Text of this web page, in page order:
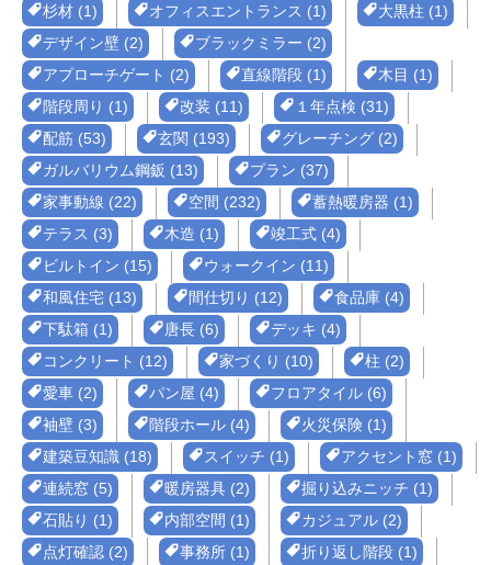
杉材 (1)
オフィスエントランス (1)
大黒柱 (1)
デザイン壁 (2)
ブラックミラー (2)
アプローチゲート (2)
直線階段 (1)
木目 (1)
階段周り (1)
改装 (11)
１年点検 (31)
配筋 (53)
玄関 (193)
グレーチング (2)
ガルバリウム鋼鈑 (13)
プラン (37)
家事動線 (22)
空間 (232)
蓄熱暖房器 (1)
テラス (3)
木造 (1)
竣工式 (4)
ビルトイン (15)
ウォークイン (11)
和風住宅 (13)
間仕切り (12)
食品庫 (4)
下駄箱 (1)
唐長 (6)
デッキ (4)
コンクリート (12)
家づくり (10)
柱 (2)
愛車 (2)
パン屋 (4)
フロアタイル (6)
袖壁 (3)
階段ホール (4)
火災保険 (1)
建築豆知識 (18)
スイッチ (1)
アクセント窓 (1)
連続窓 (5)
暖房器具 (2)
掘り込みニッチ (1)
石貼り (1)
内部空間 (1)
カジュアル (2)
点灯確認 (2)
事務所 (1) 折り返し階段 (1)